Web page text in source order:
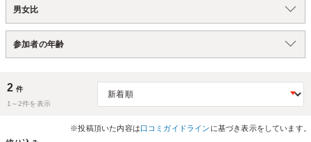
男女比
参加者の年齢
2 件
1～2件を表示
※投稿頂いた内容は口コミガイドライン に基づき表示をしています。